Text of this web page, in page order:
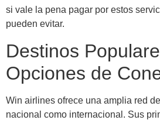
si vale la pena pagar por estos
pueden evitar.
Destinos
Opciones de
Win airlines ofrece una amplia red
nacional como internacional. Sus